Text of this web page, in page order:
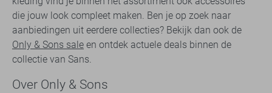
die jouw look compleet maken. Ben je op zoek naar
aanbiedingen uit eerdere collecties? Bekijk dan ook de
Only & Sons sale en ontdek actuele deals binnen de
collectie van Sans.
Over Only & Sons